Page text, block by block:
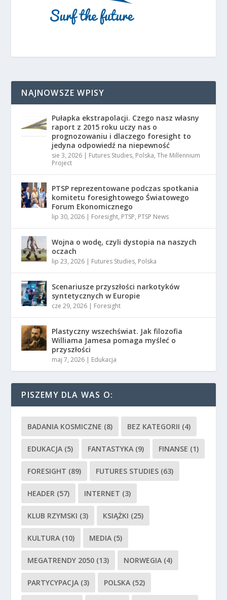
NAJNOWSZE WPISY
Pułapka ekstrapolacji. Czego nasz własny
raport z 2015 roku uczy nas o
prognozowaniu i dlaczego foresight to
jedyna odpowiedź na niepewność
sie 3, 2026 | Futures Studies, Polska,The Millennium
Project
PTSP reprezentowane podczas spotkania
komitetu foresightowego Światowego
Forum Ekonomicznego
lip 30, 2026 | Foresight, PTSP, PTSP News
Wojna o wodę, czyli dystopia na naszych
oczach
lip 23, 2026 | Futures Studies, Polska
Scenariusze przyszłości narkotyków
syntetycznych w Europie
cze 29, 2026 | Foresight
Plastyczny wszechświat. Jak filozofia
Williama Jamesa pomaga myśleć o
przyszłości
maj 7, 2026 | Edukacja
PISZEMY DLA WAS O:
BADANIA KOSMICZNE (8) BEZ KATEGORII (4)
EDUKACJA (5) FANTASTYKA (9) FINANSE (1)
FORESIGHT (89) FUTURES STUDIES (63)
HEADER (57) INTERNET (3)
KLUB RZYMSKI (3) KSIĄŻKI (25)
KULTURA (10) MEDIA (5)
MEGATRENDY 2050 (13) NORWEGIA (4)
PARTYCYPACJA (3) POLSKA (52)